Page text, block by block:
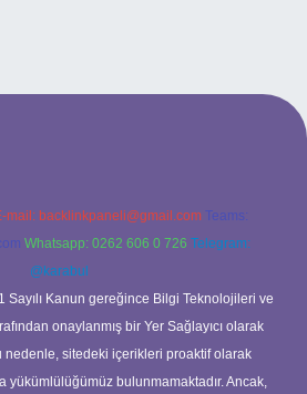
mail: backlinkpaneli@gmail.com Teams:
Whatsapp: 0262 606 0 726 Telegram:
@karabul
Sayılı Kanun gereğince Bilgi Teknolojileri ve
onaylanmış bir Yer Sağlayıcı olarak
nedenle, sitedeki içerikleri proaktif olarak
yükümlülüğümüz bulunmamaktadır. Ancak,